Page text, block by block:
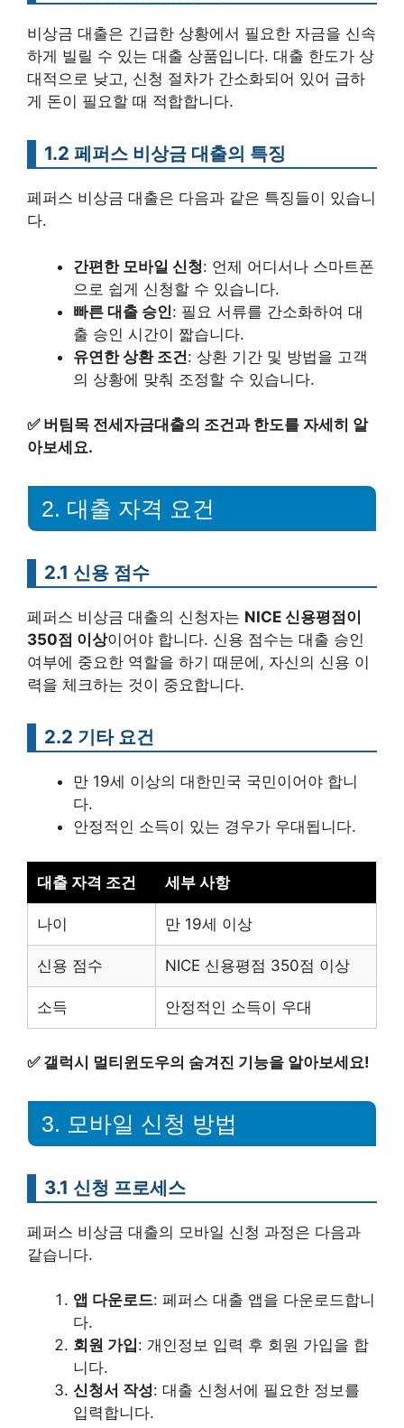
비상금 대출은 긴급한 상황에서 필요한 자금을 신속
하게 빌릴 수 있는 대출 상품입니다. 대출 한도가 상
대적으로 낮고, 신청 절차가 간소화되어 있어 급하
게 돈이 필요할 때 적합합니다.
1.2 페퍼스 비상금 대출의 특징
페퍼스 비상금 대출은 다음과 같은 특징들이 있습니
다.
간편한 모바일 신청: 언제 어디서나 스마트폰
으로 쉽게 신청할 수 있습니다.
빠른 대출 승인: 필요 서류를 간소화하여 대
출 승인 시간이 짧습니다.
유연한 상환 조건: 상환 기간 및 방법을 고객
의 상황에 맞춰 조정할 수 있습니다.
✅ 버팀목 전세자금대출의 조건과 한도를 자세히 알
아보세요.
2. 대출 자격 요건
2.1 신용 점수
페퍼스 비상금 대출의 신청자는 NICE 신용평점이
350점 이상이어야 합니다. 신용 점수는 대출 승인
여부에 중요한 역할을 하기 때문에, 자신의 신용 이
력을 체크하는 것이 중요합니다.
2.2 기타 요건
만 19세 이상의 대한민국 국민이어야 합니
다.
안정적인 소득이 있는 경우가 우대됩니다.
대출 자격 조건 세부 사항
나이 만 19세 이상
신용 점수 NICE 신용평점 350점 이상
소득 안정적인 소득이 우대
✅ 갤럭시 멀티윈도우의 숨겨진 기능을 알아보세요!
3. 모바일 신청 방법
3.1 신청 프로세스
페퍼스 비상금 대출의 모바일 신청 과정은 다음과
같습니다.
앱 다운로드: 페퍼스 대출 앱을 다운로드합니
다.
회원 가입: 개인정보 입력 후 회원 가입을 합
니다.
신청서 작성: 대출 신청서에 필요한 정보를
입력합니다.